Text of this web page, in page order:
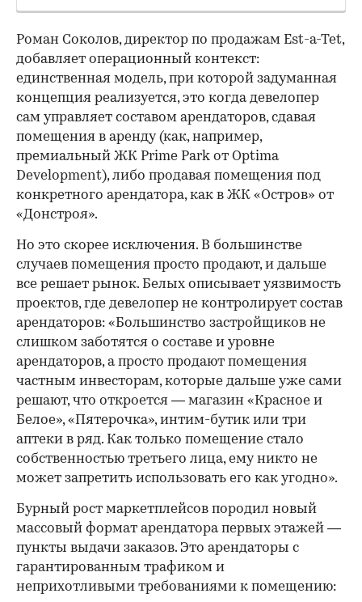
Роман Соколов, директор по продажам Est-a-Tet,
добавляет операционный контекст:
единственная модель, при которой задуманная
концепция реализуется, это когда девелопер
сам управляет составом арендаторов, сдавая
помещения в аренду (как, например,
премиальный ЖК Prime Park от Optima
Development), либо продавая помещения под
конкретного арендатора, как в ЖК «Остров» от
«Донстроя».
Но это скорее исключения. В большинстве
случаев помещения просто продают, и дальше
все решает рынок. Белых описывает уязвимость
проектов, где девелопер не контролирует состав
арендаторов: «Большинство застройщиков не
слишком заботятся о составе и уровне
арендаторов, а просто продают помещения
частным инвесторам, которые дальше уже сами
решают, что откроется — магазин «Красное и
Белое», «Пятерочка», интим-бутик или три
аптеки в ряд. Как только помещение стало
собственностью третьего лица, ему никто не
может запретить использовать его как угодно».
Бурный рост маркетплейсов породил новый
массовый формат арендатора первых этажей —
пункты выдачи заказов. Это арендаторы с
гарантированным трафиком и
неприхотливыми требованиями к помещению: